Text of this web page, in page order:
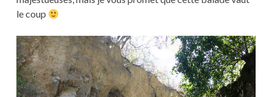
le coup